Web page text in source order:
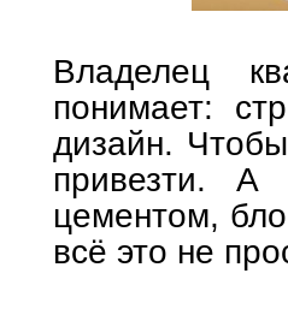
Владелец
понимает:
дизайн.
привезти. А
цементом,
всё это не